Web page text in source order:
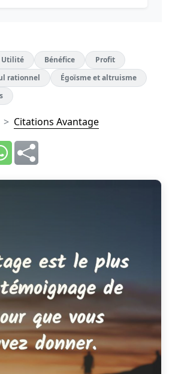
Utilité Bénéfice
Profit
rationnel
Égoïsme et altruisme
Citations Avantage